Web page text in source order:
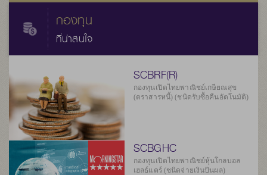
กองทุน
ที่น่าสนใจ
SCBRF(R)
กองทุนเปิดไทยพาณิชย์เกษียณสุข
(ตราสารหนี้) (ชนิดรับซื้อคืนอัตโนมัติ)
SCBGHC
กองทุนเปิดไทยพาณิชย์หุ้นโกลบอล
เฮลธ์แคร์ (ชนิดจ่ายเงินปันผล)